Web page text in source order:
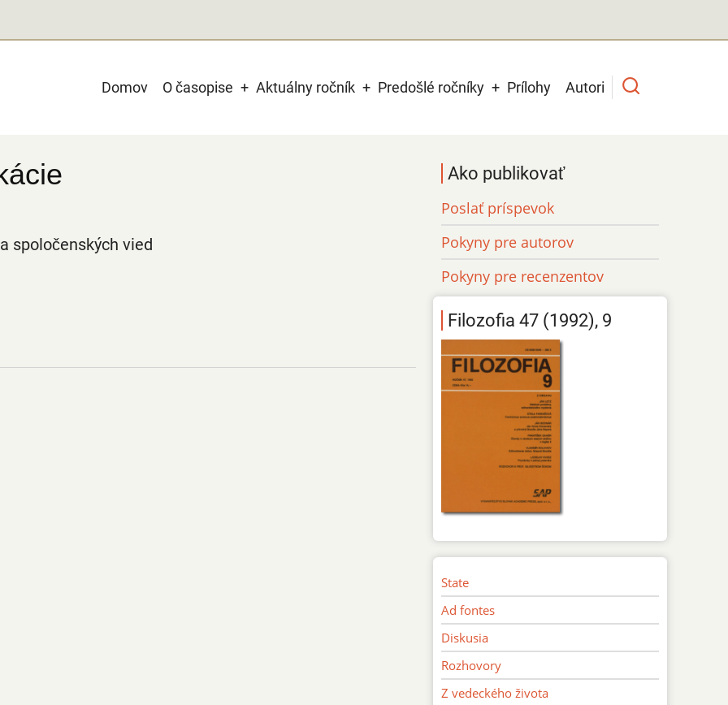
Main
Domov O časopise Aktuálny ročník Predošlé ročníky Prílohy Autori
spoločenských vied
Ako publikovať
Poslať príspevok
Pokyny pre autorov
Pokyny pre recenzentov
Filozofia 47 (1992), 9
State
Ad fontes
Diskusia
Rozhovory
Z vedeckého života